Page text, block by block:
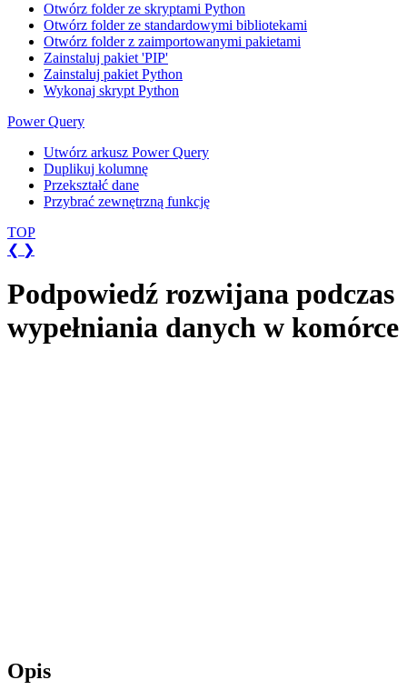
Otwórz folder ze skryptami Python
Otwórz folder ze standardowymi bibliotekami
Otwórz folder z zaimportowanymi pakietami
Zainstaluj pakiet 'PIP'
Zainstaluj pakiet Python
Wykonaj skrypt Python
Power Query
Utwórz arkusz Power Query
Duplikuj kolumnę
Przekształć dane
Przybrać zewnętrzną funkcję
TOP
❮ ❯
Podpowiedź rozwijana podczas
wypełniania danych w komórce
Opis